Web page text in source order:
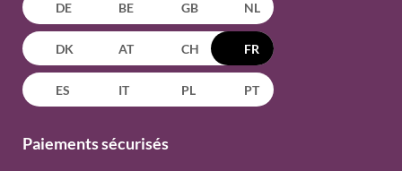
DE BE GB NL
DK AT CH FR
ES IT PL PT
Paiements sécurisés